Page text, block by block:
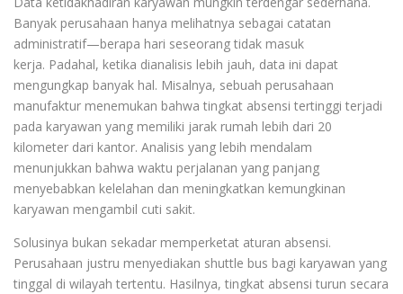
Banyak perusahaan hanya melihatnya sebagai catatan
administratif—berapa hari seseorang tidak masuk
kerja. Padahal, ketika dianalisis lebih jauh, data ini dapat
mengungkap banyak hal. Misalnya, sebuah perusahaan
manufaktur menemukan bahwa tingkat absensi tertinggi terjadi
pada karyawan yang memiliki jarak rumah lebih dari 20
kilometer dari kantor. Analisis yang lebih mendalam
menunjukkan bahwa waktu perjalanan yang panjang
menyebabkan kelelahan dan meningkatkan kemungkinan
karyawan mengambil cuti sakit.
Solusinya bukan sekadar memperketat aturan absensi.
Perusahaan justru menyediakan shuttle bus bagi karyawan yang
tinggal di wilayah tertentu. Hasilnya, tingkat absensi turun secara